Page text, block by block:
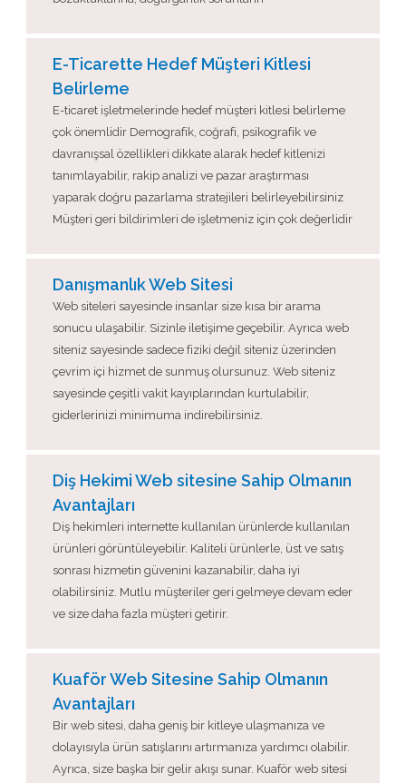
E-Ticarette Hedef Müşteri Kitlesi
Belirleme
E-ticaret işletmelerinde hedef müşteri kitlesi belirleme
çok önemlidir Demografik, coğrafi, psikografik ve
davranışsal özellikleri dikkate alarak hedef kitlenizi
tanımlayabilir, rakip analizi ve pazar araştırması
yaparak doğru pazarlama stratejileri belirleyebilirsiniz
Müşteri geri bildirimleri de işletmeniz için çok değerlidir
Danışmanlık Web Sitesi
Web siteleri sayesinde insanlar size kısa bir arama
sonucu ulaşabilir. Sizinle iletişime geçebilir. Ayrıca web
siteniz sayesinde sadece fiziki değil siteniz üzerinden
çevrim içi hizmet de sunmuş olursunuz. Web siteniz
sayesinde çeşitli vakit kayıplarından kurtulabilir,
giderlerinizi minimuma indirebilirsiniz.
Diş Hekimi Web sitesine Sahip Olmanın
Avantajları
Diş hekimleri internette kullanılan ürünlerde kullanılan
ürünleri görüntüleyebilir. Kaliteli ürünlerle, üst ve satış
sonrası hizmetin güvenini kazanabilir, daha iyi
olabilirsiniz. Mutlu müşteriler geri gelmeye devam eder
ve size daha fazla müşteri getirir.
Kuaför Web Sitesine Sahip Olmanın
Avantajları
Bir web sitesi, daha geniş bir kitleye ulaşmanıza ve
dolayısıyla ürün satışlarını artırmanıza yardımcı olabilir.
Ayrıca, size başka bir gelir akışı sunar. Kuaför web sitesi